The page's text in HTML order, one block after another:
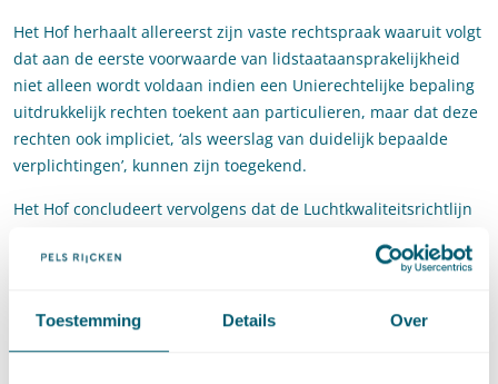
Toestemming Details Over
Het Hof herhaalt allereerst zijn vaste rechtspraak waaruit volgt
dat aan de eerste voorwaarde van lidstaataansprakelijkheid
niet alleen wordt voldaan indien een Unierechtelijke bepaling
uitdrukkelijk rechten toekent aan particulieren, maar dat deze
rechten ook impliciet, ‘als weerslag van duidelijk bepaalde
verplichtingen’, kunnen zijn toegekend.
Het Hof concludeert vervolgens dat de Luchtkwaliteitsrichtlijn
kent, maar dat dit niet wegneemt dat de doelstelling van die
mens en het milieu als geheel te beschermen. Uit